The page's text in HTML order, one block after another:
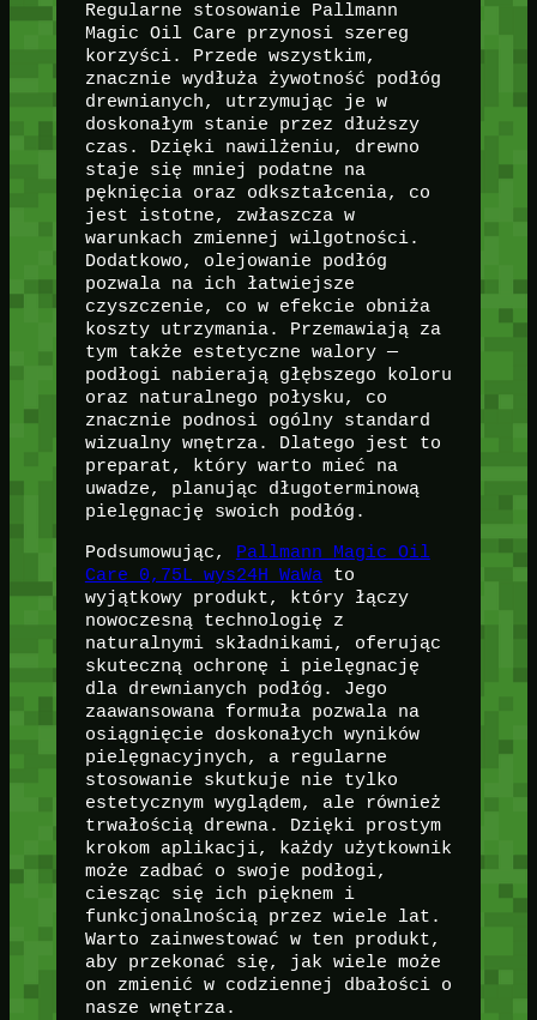
Regularne stosowanie Pallmann
Magic Oil Care przynosi szereg
korzyści. Przede wszystkim,
znacznie wydłuża żywotność podłóg
drewnianych, utrzymując je w
doskonałym stanie przez dłuższy
czas. Dzięki nawilżeniu, drewno
staje się mniej podatne na
pęknięcia oraz odkształcenia, co
jest istotne, zwłaszcza w
warunkach zmiennej wilgotności.
Dodatkowo, olejowanie podłóg
pozwala na ich łatwiejsze
czyszczenie, co w efekcie obniża
koszty utrzymania. Przemawiają za
tym także estetyczne walory —
podłogi nabierają głębszego koloru
oraz naturalnego połysku, co
znacznie podnosi ogólny standard
wizualny wnętrza. Dlatego jest to
preparat, który warto mieć na
uwadze, planując długoterminową
pielęgnację swoich podłóg.
Podsumowując, Pallmann Magic Oil
Care 0,75L wys24H WaWato
wyjątkowy produkt, który łączy
nowoczesną technologię z
naturalnymi składnikami, oferując
skuteczną ochronę i pielęgnację
dla drewnianych podłóg. Jego
zaawansowana formuła pozwala na
osiągnięcie doskonałych wyników
pielęgnacyjnych, a regularne
stosowanie skutkuje nie tylko
estetycznym wyglądem, ale również
trwałością drewna. Dzięki prostym
krokom aplikacji, każdy użytkownik
może zadbać o swoje podłogi,
ciesząc się ich pięknem i
funkcjonalnością przez wiele lat.
Warto zainwestować w ten produkt,
aby przekonać się, jak wiele może
on zmienić w codziennej dbałości o
nasze wnętrza.